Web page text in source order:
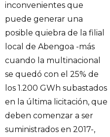
inconvenientes que
puede generar una
posible quiebra de la filial
local de Abengoa -más
cuando la multinacional
se quedó con el 25% de
los 1.200 GWh subastados
en la última licitación, que
deben comenzar a ser
suministrados en 2017-,